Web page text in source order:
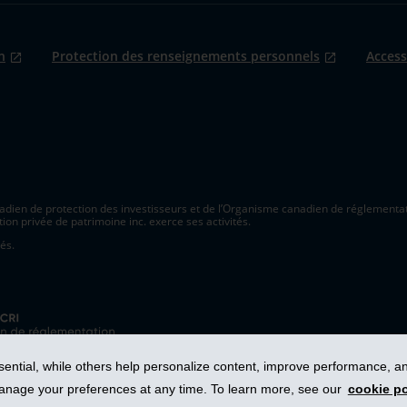
while others help personalize content, improve performance,
your preferences at any time. To learn more, see our cookie
Protection des renseignements personnels
de protection des investisseurs et de l’Organisme canadien de
privée de patrimoine inc. exerce ses activités.